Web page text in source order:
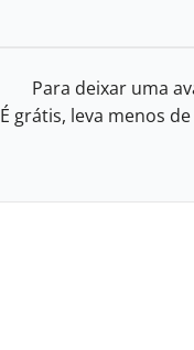
Para deixar uma
É grátis, leva menos